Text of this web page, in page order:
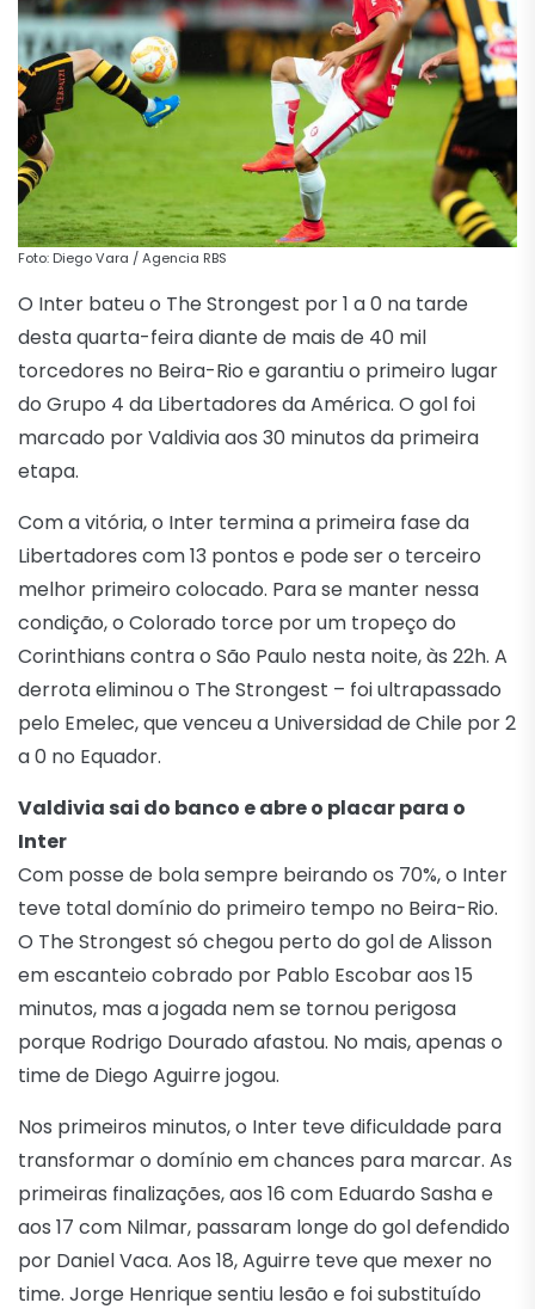
Foto: Diego Vara / Agencia RBS
O Inter bateu o The Strongest por 1 a 0 na tarde
desta quarta-feira diante de mais de 40 mil
torcedores no Beira-Rio e garantiu o primeiro lugar
do Grupo 4 da Libertadores da América. O gol foi
marcado por Valdivia aos 30 minutos da primeira
etapa.
Com a vitória, o Inter termina a primeira fase da
Libertadores com 13 pontos e pode ser o terceiro
melhor primeiro colocado. Para se manter nessa
condição, o Colorado torce por um tropeço do
Corinthians contra o São Paulo nesta noite, às 22h. A
derrota eliminou o The Strongest – foi ultrapassado
pelo Emelec, que venceu a Universidad de Chile por 2
a 0 no Equador.
Valdivia sai do banco e abre o placar para o
Inter
Com posse de bola sempre beirando os 70%, o Inter
teve total domínio do primeiro tempo no Beira-Rio.
O The Strongest só chegou perto do gol de Alisson
em escanteio cobrado por Pablo Escobar aos 15
minutos, mas a jogada nem se tornou perigosa
porque Rodrigo Dourado afastou. No mais, apenas o
time de Diego Aguirre jogou.
Nos primeiros minutos, o Inter teve dificuldade para
transformar o domínio em chances para marcar. As
primeiras finalizações, aos 16 com Eduardo Sasha e
aos 17 com Nilmar, passaram longe do gol defendido
por Daniel Vaca. Aos 18, Aguirre teve que mexer no
time. Jorge Henrique sentiu lesão e foi substituído